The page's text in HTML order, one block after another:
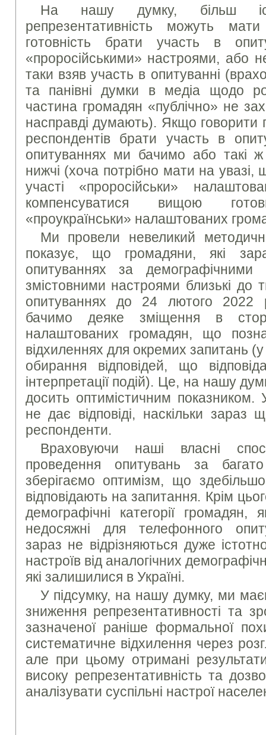
На нашу думку, більш
репрезентативність можуть
готовність брати участь в
«проросійськими» настроями, або
таки взяв участь в опитуванні
та панівні думки в медіа щодо
частина громадян «публічно» не
насправді думають). Якщо говорити
респондентів брати участь в
опитуваннях ми бачимо або такі
нижчі (хоча потрібно мати на увазі,
участі «проросійськи»
компенсуватися вищою
«проукраїнськи» налаштованих
Ми провели невеликий
показує, що громадяни, які
опитуваннях за демографічними
змістовними настроями близькі до
опитуваннях до 24 лютого 2022
бачимо деяке зміщення в
налаштованих громадян, що
відхиленнях для окремих запитань
обирання відповідей, що
інтерпретації подій). Це, на нашу
досить оптимістичним показником.
не дає відповіді, наскільки зараз
респонденти.
Враховуючи наші власні
проведення опитувань за
зберігаємо оптимізм, що
відповідають на запитання. Крім
демографічні категорії громадян,
недосяжні для телефонного
зараз не відрізняються дуже
настроїв від аналогічних
які залишилися в Україні.
У підсумку, на нашу думку, ми
зниження репрезентативності та
зазначеної раніше формальної
систематичне відхилення через
але при цьому отримані
високу репрезентативність та
аналізувати суспільні настрої